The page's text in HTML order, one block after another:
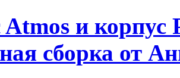
и корпус
сборка от